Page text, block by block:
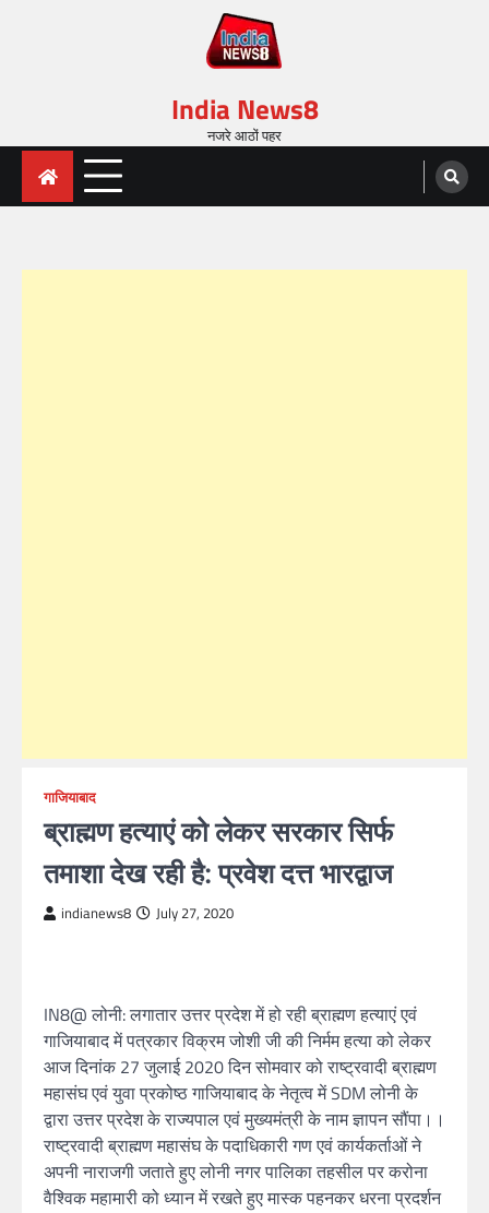
India News8
नजरे आठों पहर
गाजियाबाद
ब्राह्मण हत्याएं को लेकर सरकार सिर्फ
तमाशा देख रही है: प्रवेश दत्त भारद्वाज
indianews8 July 27, 2020
IN8@ लोनी: लगातार उत्तर प्रदेश में हो रही ब्राह्मण हत्याएं एवं
गाजियाबाद में पत्रकार विक्रम जोशी जी की निर्मम हत्या को लेकर
आज दिनांक 27 जुलाई 2020 दिन सोमवार को राष्ट्रवादी ब्राह्मण
महासंघ एवं युवा प्रकोष्ठ गाजियाबाद के नेतृत्व में SDM लोनी के
द्वारा उत्तर प्रदेश के राज्यपाल एवं मुख्यमंत्री के नाम ज्ञापन सौंपा।।
राष्ट्रवादी ब्राह्मण महासंघ के पदाधिकारी गण एवं कार्यकर्ताओं ने
अपनी नाराजगी जताते हुए लोनी नगर पालिका तहसील पर करोना
वैश्विक महामारी को ध्यान में रखते हुए मास्क पहनकर धरना प्रदर्शन